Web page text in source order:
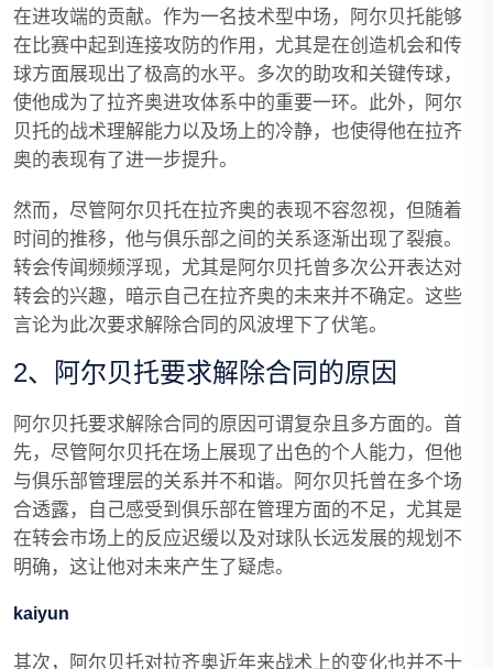
在进攻端的贡献。作为一名技术型中场，阿尔贝托能够
在比赛中起到连接攻防的作用，尤其是在创造机会和传
球方面展现出了极高的水平。多次的助攻和关键传球，
使他成为了拉齐奥进攻体系中的重要一环。此外，阿尔
贝托的战术理解能力以及场上的冷静，也使得他在拉齐
奥的表现有了进一步提升。
然而，尽管阿尔贝托在拉齐奥的表现不容忽视，但随着
时间的推移，他与俱乐部之间的关系逐渐出现了裂痕。
转会传闻频频浮现，尤其是阿尔贝托曾多次公开表达对
转会的兴趣，暗示自己在拉齐奥的未来并不确定。这些
言论为此次要求解除合同的风波埋下了伏笔。
2、阿尔贝托要求解除合同的原因
阿尔贝托要求解除合同的原因可谓复杂且多方面的。首
先，尽管阿尔贝托在场上展现了出色的个人能力，但他
与俱乐部管理层的关系并不和谐。阿尔贝托曾在多个场
合透露，自己感受到俱乐部在管理方面的不足，尤其是
在转会市场上的反应迟缓以及对球队长远发展的规划不
明确，这让他对未来产生了疑虑。
kaiyun
其次，阿尔贝托对拉齐奥近年来战术上的变化也并不十